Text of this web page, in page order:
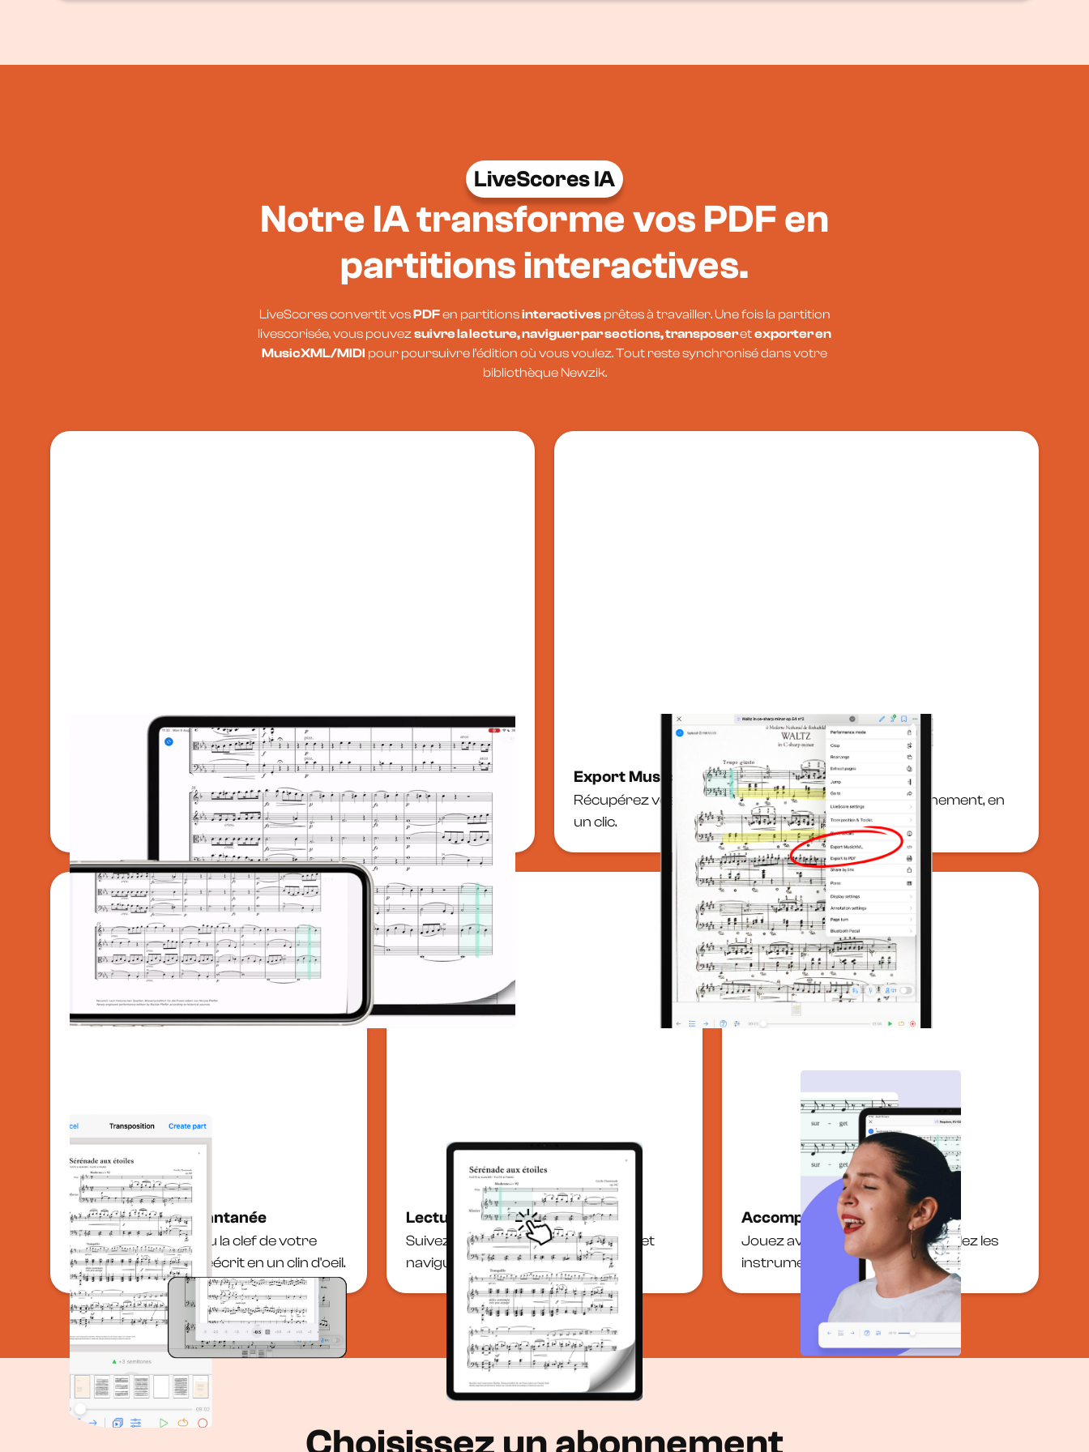
LiveScores IA
Notre IA transforme vos PDF en
partitions interactives.
LiveScores convertit vos PDFen partitionsinteractivesprêtes à travailler. Une fois la partition
livescorisée, vous pouvezsuivre la lecture, naviguer par sections, transposeretexporter en
MusicXML/MIDI pour poursuivre l’édition où vous voulez. Tout reste synchronisé dans votre
bibliothèque Newzik.
Conversion PDF en LiveScore
Notre OMR convertit vos scans en partitions interactives, prêtes
Export Music XML & MIDI
Récupérez vos partitions pour l'édition et l'accompagnement, en
un clic.
Transposition instantanée
Changez la tonalité ou la clef de votre
partition, Newzik la réécrit en un clin d'oeil.
Lecture guidée & sections
Suivez la partition avec un curseur et
naviguez par sections en un geste.
Accompagnement MIDI
Jouez avec des pistes MIDI et isolez les
instruments via le mixeur.